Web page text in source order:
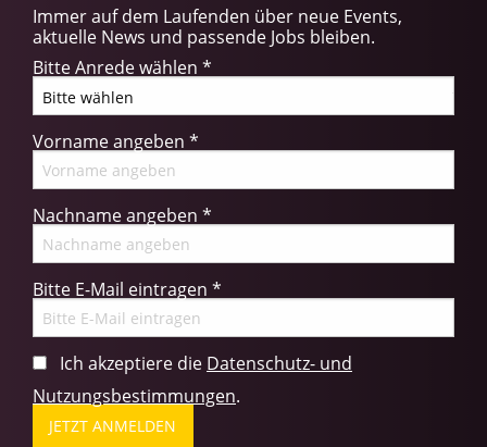
Immer auf dem Laufenden über neue Events,
aktuelle News und passende Jobs bleiben.
Bitte Anrede wählen *
Vorname angeben *
Nachname angeben *
Bitte E-Mail eintragen *
Ich akzeptiere die Datenschutz- und
Nutzungsbestimmungen.